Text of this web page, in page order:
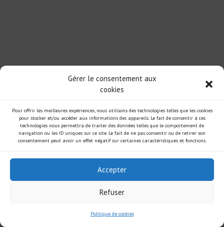
Gérer le consentement aux
cookies
Pour offrir les meilleures expériences, nous utilisons des technologies telles que les cookies
pour stocker et/ou accéder aux informations des appareils. Le fait de consentir à ces
technologies nous permettra de traiter des données telles que le comportement de
navigation ou les ID uniques sur ce site. Le fait de ne pas consentir ou de retirer son
consentement peut avoir un effet négatif sur certaines caractéristiques et fonctions.
Accepter
Refuser
Politique de cookies